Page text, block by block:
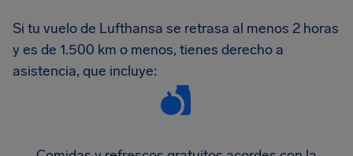
Si tu vuelo de Lufthansa se retrasa al menos 2 horas
y es de 1.500 km o menos, tienes derecho a
asistencia, que incluye: